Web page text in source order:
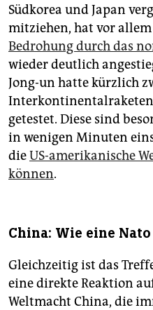
Südkorea und Japan
mitziehen, hat vor allem
Bedrohung durch das
wieder deutlich
Jong-un hatte kürzlich
getestet. Diese sind
in wenigen Minuten
dieUS-amerikanische
können.
China: Wie eine
Gleichzeitig ist das
eine direkte Reaktion
Weltmacht China, die